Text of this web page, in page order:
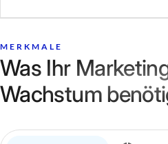
MERKMALE
Was Ihr
Wachstum